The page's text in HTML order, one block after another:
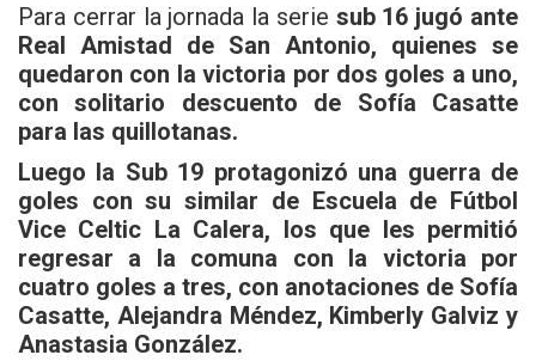
Para cerrar la jornada la serie sub 16 jugó ante
Real Amistad de San Antonio, quienes se
quedaron con la victoria por dos goles a uno,
con solitario descuento de Sofía Casatte
para las quillotanas.
Luego la Sub 19 protagonizó una guerra de
goles con su similar de Escuela de Fútbol
Vice Celtic La Calera, los que les permitió
regresar a la comuna con la victoria por
cuatro goles a tres, con anotaciones de Sofía
Casatte, Alejandra Méndez, Kimberly Galviz y
Anastasia González.